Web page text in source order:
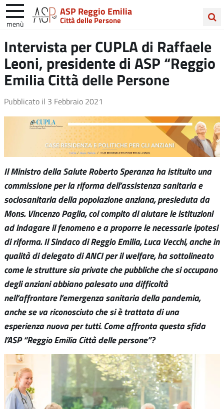
ASP Reggio Emilia
Città delle Persone
menù
nel
sito
Intervista per CUPLA di Raffaele
Leoni, presidente di ASP “Reggio
Emilia Città delle Persone
Pubblicato il 3 Febbraio 2021
Il Ministro della Salute Roberto Speranza ha istituito una
commissione per la riforma dell’assistenza sanitaria e
sociosanitaria della popolazione anziana, presieduta da
Mons. Vincenzo Paglia, col compito di aiutare le istituzioni
ad indagare il fenomeno e a proporre le necessarie ipotesi
di riforma. Il Sindaco di Reggio Emilia, Luca Vecchi, anche in
qualità di delegato di ANCI per il welfare, ha sottolineato
come le strutture sia private che pubbliche che si occupano
degli anziani abbiano palesato una difficoltà
nell’affrontare l’emergenza sanitaria della pandemia,
anche se va riconosciuto che si è trattata di una
esperienza nuova per tutti. Come affronta questa sfida
l’ASP “Reggio Emilia Città delle persone”?